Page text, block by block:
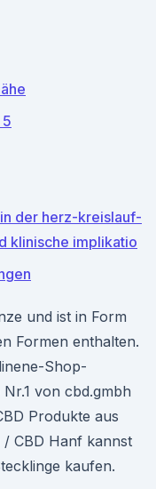
der herz-kreislauf-
klinische implikatio
und ist in Form
Formen enthalten.
Shop-
von cbd.gmbh
Produkte aus
/ CBD Hanf kannst
kaufen.